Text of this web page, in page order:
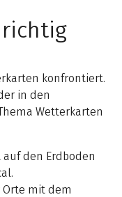
richtig
konfrontiert.
in den
Wetterkarten
den Erdboden
mit dem